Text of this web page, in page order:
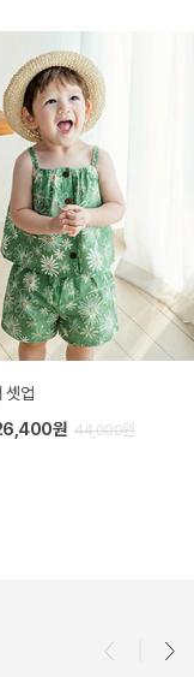
베티 니트 아기 민소매 티셔츠
10% 24,300원 27,000원